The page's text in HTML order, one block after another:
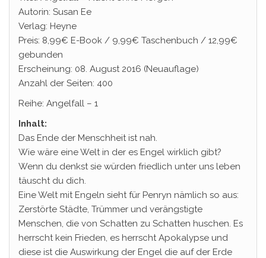
Autorin: Susan Ee
Verlag: Heyne
Preis: 8,99€ E-Book / 9,99€ Taschenbuch / 12,99€
gebunden
Erscheinung: 08. August 2016 (Neuauflage)
Anzahl der Seiten: 400
Reihe: Angelfall – 1
Inhalt:
Das Ende der Menschheit ist nah.
Wie wäre eine Welt in der es Engel wirklich gibt?
Wenn du denkst sie würden friedlich unter uns leben
täuscht du dich.
Eine Welt mit Engeln sieht für Penryn nämlich so aus:
Zerstörte Städte, Trümmer und verängstigte
Menschen, die von Schatten zu Schatten huschen. Es
herrscht kein Frieden, es herrscht Apokalypse und
diese ist die Auswirkung der Engel die auf der Erde